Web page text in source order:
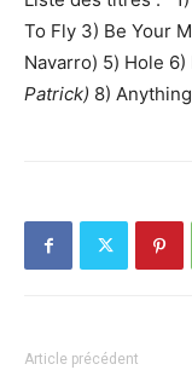
To Fly 3) Be Your
Navarro) 5) Hole
Patrick) 8)
Article précédent